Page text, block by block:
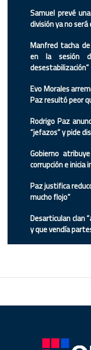
Samuel prevé
división ya no
Manfred tacha
en la sesión
desestabilización”
Evo Morales
Paz resultó peor
Rodrigo Paz
“jefazos” y pide
Gobierno
corrupción e inicia
Paz justifica
mucho flojo”
Desarticulan clan
y que vendía